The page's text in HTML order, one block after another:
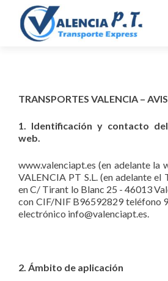
TRANSPORTES VALENCIA –
1. Identificación y contacto
web.
www.valenciapt.es (en adelante la
VALENCIA PT S.L. (en adelante
en C/ Tirant lo Blanc 25 - 46013
con CIF/NIF B96592829 teléfono
electrónico info@valenciapt.es.
2. Ámbito de aplicación